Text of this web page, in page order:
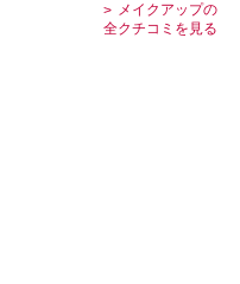
メイクアップの
全クチコミを見る